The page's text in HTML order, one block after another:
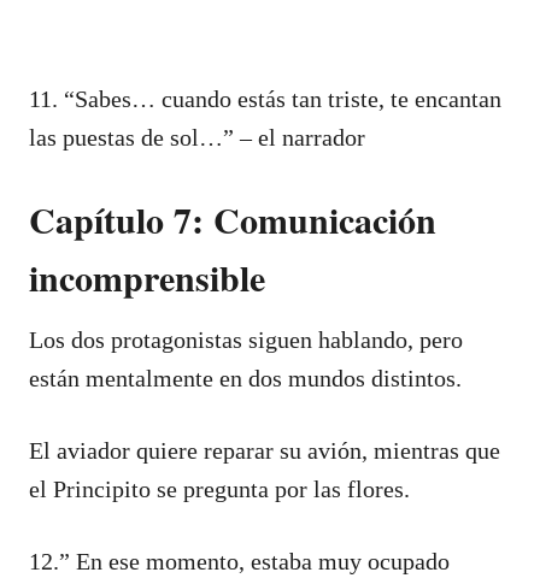
11. “Sabes… cuando estás tan triste, te encantan
las puestas de sol…” – el narrador
Capítulo 7: Comunicación
incomprensible
Los dos protagonistas siguen hablando, pero
están mentalmente en dos mundos distintos.
El aviador quiere reparar su avión, mientras que
el Principito se pregunta por las flores.
12.” En ese momento, estaba muy ocupado